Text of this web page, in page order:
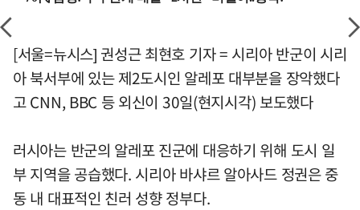
[서울=뉴시스] 권성근 최현호 기자 = 시리아 반군이 시리
아 북서부에 있는 제2도시인 알레포 대부분을 장악했다
고 CNN, BBC 등 외신이 30일(현지시각) 보도했다
러시아는 반군의 알레포 진군에 대응하기 위해 도시 일
부 지역을 공습했다. 시리아 바샤르 알아사드 정권은 중
동 내 대표적인 친러 성향 정부다.